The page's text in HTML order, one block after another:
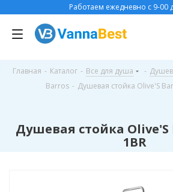
Работаем ежедневно с 9-00
Главная - Каталог - Все для душа -
Barros - Душевая стойка Olive'S
Душевая стойка Olive'S
1BR